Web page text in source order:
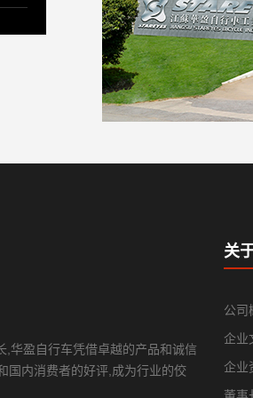
,华盈自行车凭借卓越的产品和诚信
国内消费者的好评,成为行业的佼
关
公司
企业
企业